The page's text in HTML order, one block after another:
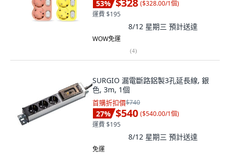
53% $328 ($328.00/1個)
運費 $195
8/12 星期三 預計送達
WOW免運
(4)
SURGIO 漏電斷路鋁製3孔延長線, 銀
色, 3m, 1個
首購折扣價$740
27% $540 ($540.00/1個)
運費 $195
8/12 星期三 預計送達
免運